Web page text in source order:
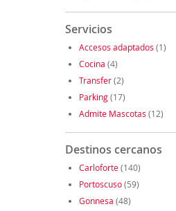
Servicios
Accesos adaptados (1)
Cocina (4)
Transfer(2)
Parking(17)
Admite Mascotas (12)
Destinos cercanos
Carloforte(140)
Portoscuso(59)
Gonnesa (48)